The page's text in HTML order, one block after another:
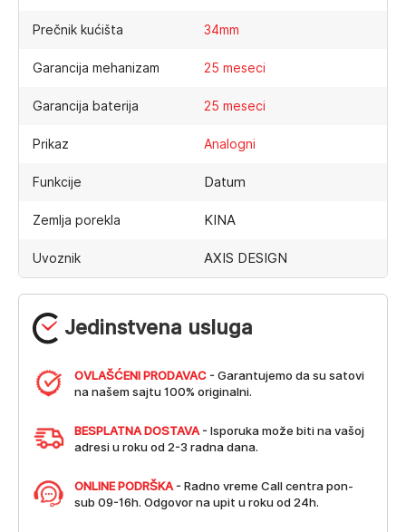
Jedinstvena usluga
OVLAŠĆENI PRODAVAC - Garantujemo da su satovi
na našem sajtu 100% originalni.
BESPLATNA DOSTAVA - Isporuka može biti na vašoj
adresi u roku od 2-3 radna dana.
ONLINE PODRŠKA - Radno vreme Call centra pon-
sub 09-16h. Odgovor na upit u roku od 24h.
Prečnik kućišta 34mm
Garancija mehanizam 25 meseci
Garancija baterija 25 meseci
Prikaz Analogni
Funkcije Datum
Zemlja porekla KINA
Uvoznik AXIS DESIGN